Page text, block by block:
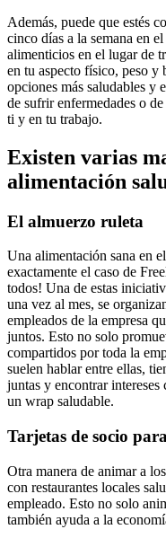
Además, puede que estés
cinco días a la semana en
alimenticios en el lugar de
en tu aspecto físico, peso y
opciones más saludables y
de sufrir enfermedades o
ti y en tu trabajo.
Existen varias
alimentación
El almuerzo ruleta
Una alimentación sana en
exactamente el caso de
todos! Una de estas
una vez al mes, se
empleados de la empresa
juntos. Esto no solo
compartidos por toda la
suelen hablar entre ellas,
juntas y encontrar intereses
un wrap saludable.
Tarjetas de socio
Otra manera de animar a
con restaurantes locales
empleado. Esto no solo
también ayuda a la